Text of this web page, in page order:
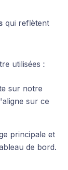
qui reflètent
utilisées :
sur notre
sur ce
principale et
de bord.